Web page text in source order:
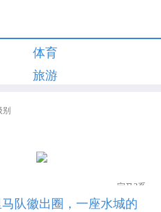
体育
旅游
队徽出圈，一座水城的